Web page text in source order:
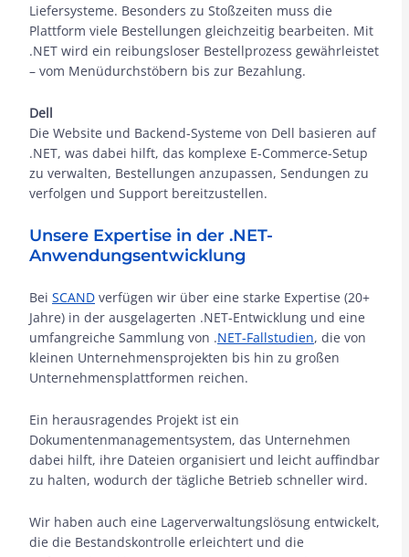
Liefersysteme. Besonders zu Stoßzeiten muss die
Plattform viele Bestellungen gleichzeitig bearbeiten. Mit
.NET wird ein reibungsloser Bestellprozess gewährleistet
– vom Menüdurchstöbern bis zur Bezahlung.
Dell
Die Website und Backend-Systeme von Dell basieren auf
.NET, was dabei hilft, das komplexe E-Commerce-Setup
zu verwalten, Bestellungen anzupassen, Sendungen zu
verfolgen und Support bereitzustellen.
Unsere Expertise in der .NET-
Anwendungsentwicklung
Bei SCAND verfügen wir über eine starke Expertise (20+
Jahre) in der ausgelagerten .NET-Entwicklung und eine
umfangreiche Sammlung von .NET-Fallstudien, die von
kleinen Unternehmensprojekten bis hin zu großen
Unternehmensplattformen reichen.
Ein herausragendes Projekt ist ein
Dokumentenmanagementsystem, das Unternehmen
dabei hilft, ihre Dateien organisiert und leicht auffindbar
zu halten, wodurch der tägliche Betrieb schneller wird.
Wir haben auch eine Lagerverwaltungslösung entwickelt,
die die Bestandskontrolle erleichtert und die